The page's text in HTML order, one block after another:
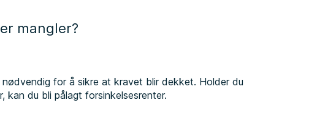
mangler?
for å sikre at kravet blir dekket. Holder du
kan du bli pålagt forsinkelsesrenter.